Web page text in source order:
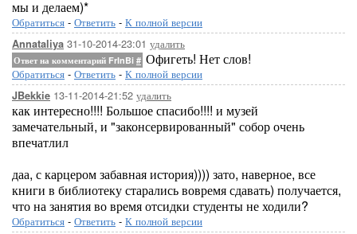
мы и делаем)*
Обратиться - Ответить - К полной версии
Annataliya 31-10-2014-23:01 удалить
Ответ на комментарий FrInBi # Офигеть! Нет слов!
Обратиться - Ответить - К полной версии
JBekkie 13-11-2014-21:52 удалить
как интересно!!!! Большое спасибо!!!! и музей
замечательный, и "законсервированный" собор очень
впечатлил
даа, с карцером забавная история)))) зато, наверное, все
книги в библиотеку старались вовремя сдавать) получается,
что на занятия во время отсидки студенты не ходили?
Обратиться - Ответить - К полной версии